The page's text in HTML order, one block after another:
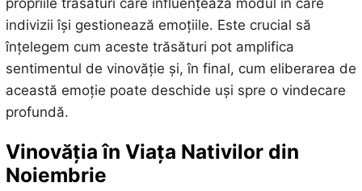
propriile trăsături care influențează modul în care
indivizii își gestionează emoțiile. Este crucial să
înțelegem cum aceste trăsături pot amplifica
sentimentul de vinovăție și, în final, cum eliberarea de
această emoție poate deschide uși spre o vindecare
profundă.
Vinovăția în Viața Nativilor din
Noiembrie